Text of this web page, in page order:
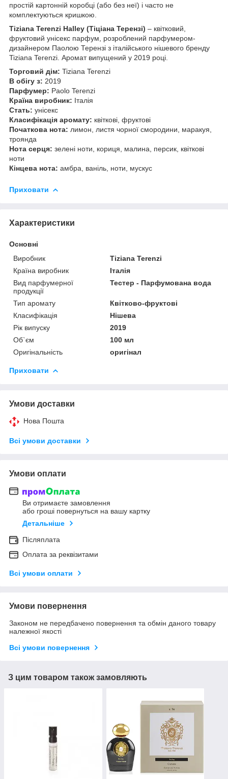
простій картонній коробці (або без неї) і часто не
комплектуються кришкою.
Tiziana Terenzi Halley (Тіціана Терензі) – квітковий,
фруктовий унісекс парфум, розроблений парфумером-
дизайнером Паолою Терензі з італійського нішевого бренду
Tiziana Terenzi. Аромат випущений у 2019 році.
Торговий дім: Tiziana Terenzi
В обігу з: 2019
Парфумер: Paolo Terenzi
Країна виробник: Італія
Стать: унісекс
Класифікація аромату: квіткові, фруктові
Початкова нота: лимон, листя чорної смородини, маракуя,
троянда
Нота серця: зелені ноти, кориця, малина, персик, квіткові
ноти
Кінцева нота: амбра, ваніль, ноти, мускус
Приховати
Характеристики
Основні
Виробник
Tiziana Terenzi
Країна виробник
Італія
Вид парфумерної
продукції
Тестер - Парфумована вода
Тип аромату
Квітково-фруктові
Класифікація
Нішева
Рік випуску
2019
Об`єм
100 мл
Оригінальність
оригінал
Приховати
Умови доставки
Нова Пошта
Всі умови доставки
Умови оплати
Ви отримаєте замовлення
або гроші повернуться на вашу картку
Детальніше
Післяплата
Оплата за реквізитами
Всі умови оплати
Умови повернення
Законом не передбачено повернення та обмін даного товару
належної якості
Всі умови повернення
З цим товаром також замовляють